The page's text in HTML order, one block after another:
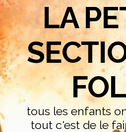
LA
tous les enfants
tout c'est de le